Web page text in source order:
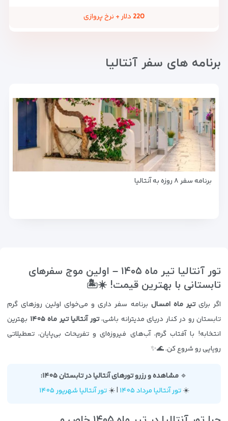
220 دلار + نرخ پروازی
برنامه های سفر آنتالیا
برنامه سفر ۸ روزه به آنتالیا
تور آنتالیا تیر ماه ۱۴۰۵ – اولین موج سفرهای
تابستانی با بهترین قیمت! ☀️🏝️
اگر برایتیر ماه امسال برنامه سفر داری و می‌خوای اولین روزهای گرم
تابستان رو در کنار دریای مدیترانه باشی،تور آنتالیا تیر ماه ۱۴۰۵
بهترین
انتخابه! با آفتاب گرم، آب‌های فیروزه‌ای و تفریحات بی‌پایان، تعطیلاتی
رویایی رو شروع کن. 🌊✨
🔹 مشاهده و رزرو تورهای آنتالیا در تابستان ۱۴۰۵:
☀️تور آنتالیا مرداد ۱۴۰۵ | ☀️تور آنتالیا شهریور ۱۴۰۵